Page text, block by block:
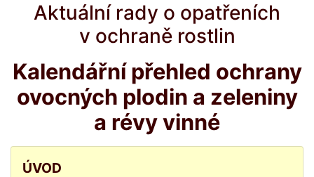
Aktuální rady o opatřeních
v ochraně rostlin
Kalendářní přehled ochrany
ovocných plodin a zeleniny
a révy vinné
ÚVOD